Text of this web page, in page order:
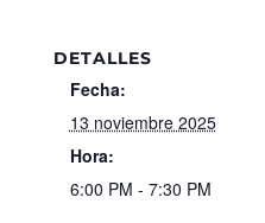
DETALLES
Fecha:
13 noviembre 2025
Hora:
6:00 PM - 7:30 PM